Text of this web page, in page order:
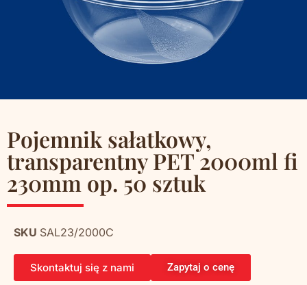
Pojemnik sałatkowy,
transparentny PET 2000ml fi
230mm op. 50 sztuk
SKU SAL23/2000C
Skontaktuj się z nami Zapytaj o cenę